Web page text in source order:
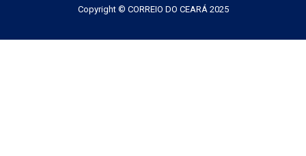
Copyright © CORREIO DO CEARÁ 2025